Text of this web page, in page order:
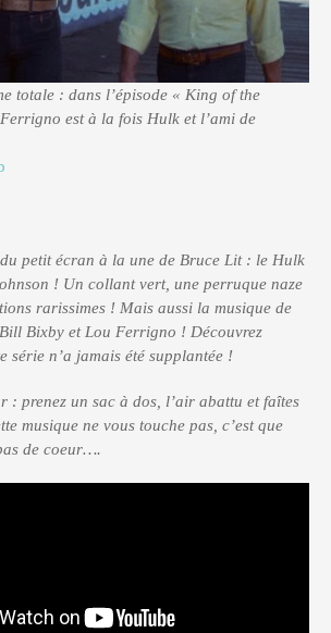
totale : dans l’épisode « King of the
est à la fois Hulk et l’ami de
petit écran à la une de Bruce Lit : le Hulk
! Un collant vert, une perruque naze
rarissimes ! Mais aussi la musique de
Bixby et Lou Ferrigno ! Découvrez
série n’a jamais été supplantée !
: prenez un sac à dos, l’air abattu et faîtes
musique ne vous touche pas, c’est que
de coeur….